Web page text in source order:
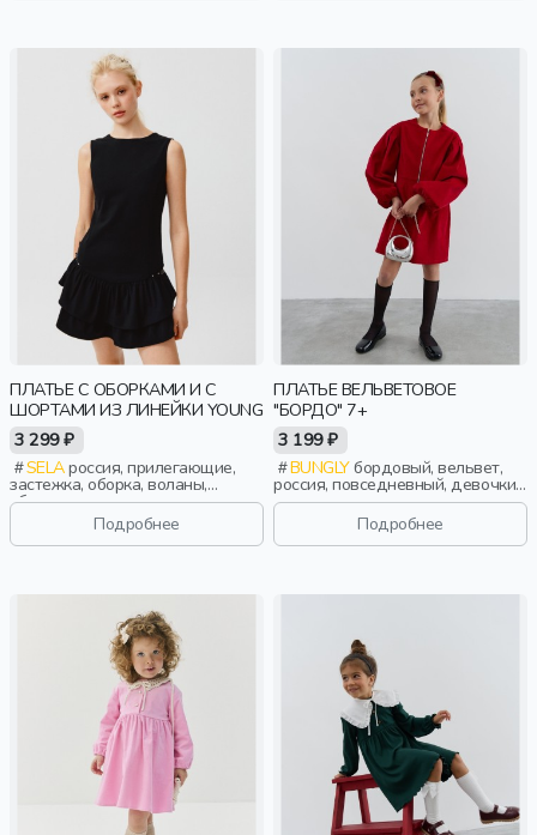
ПЛАТЬЕ С ОБОРКАМИ И С
ШОРТАМИ ИЗ ЛИНЕЙКИ YOUNG
3 299 ₽
SELAроссия, прилегающие,
застежка, оборка, воланы,
сборки, эластичные, девочки,
старшеклассники, дети
Подробнее
ПЛАТЬЕ ВЕЛЬВЕТОВОЕ
"БОРДО" 7+
3 199 ₽
BUNGLYбордовый, вельвет,
россия, повседневный, девочки,
школьники, подростки, дети
Подробнее